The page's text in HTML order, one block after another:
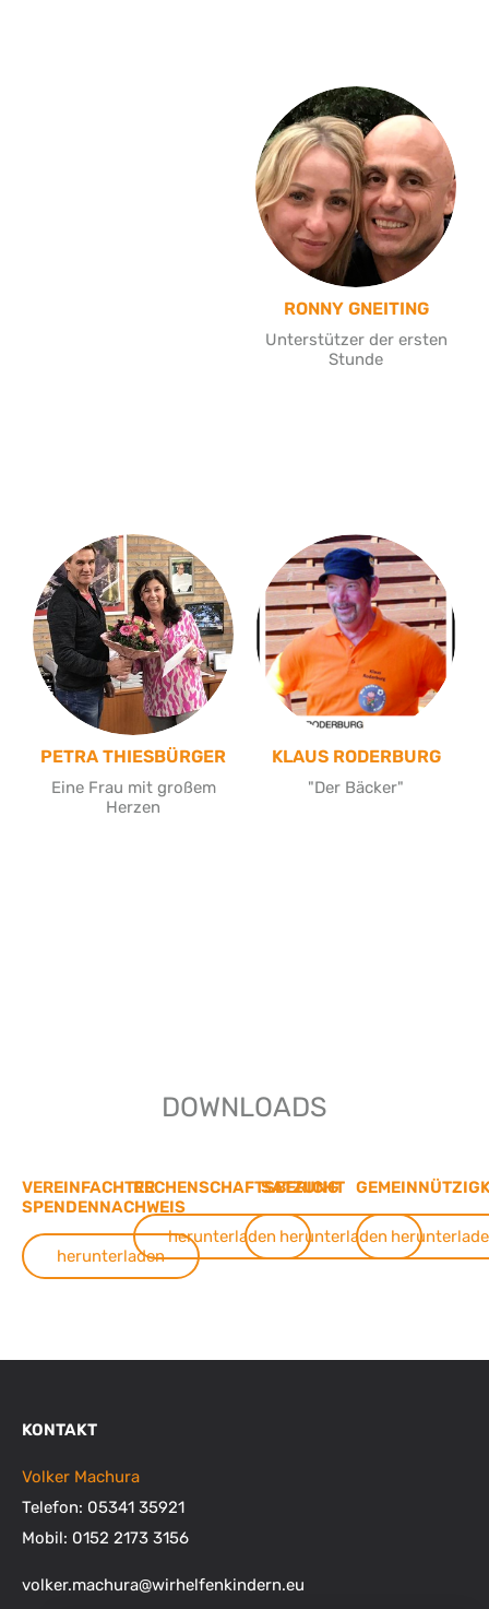
RONNY GNEITING
Unterstützer der ersten
Stunde
PETRA THIESBÜRGER
Eine Frau mit großem
Herzen
KLAUS RODERBURG
"Der Bäcker"
DOWNLOADS
VEREINFACHTER
SPENDENNACHWEIS
herunterladen
RECHENSCHAFTSBERICHT
herunterladen
SATZUNG
herunterladen
KONTAKT
Volker Machura
Telefon: 05341 35921
Mobil: 0152 2173 3156
volker.machura@wirhelfenkindern.eu